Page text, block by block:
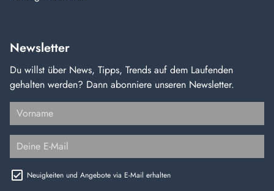
Newsletter
Du willst über News, Tipps, Trends auf dem Laufenden
gehalten werden? Dann abonniere unseren Newsletter.
Neuigkeiten und Angebote via E-Mail erhalten